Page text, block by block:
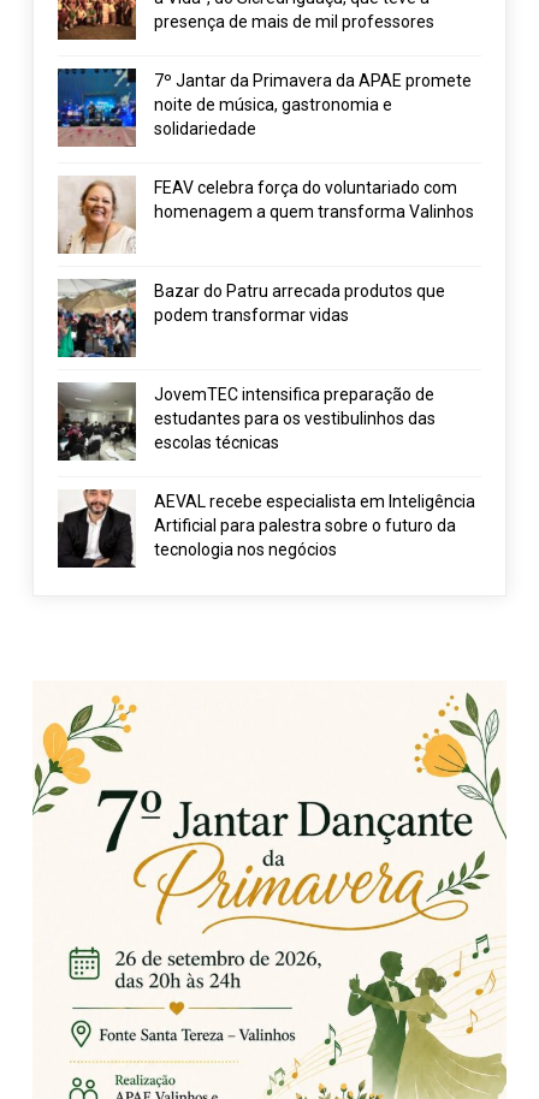
presença de mais de mil professores
7º Jantar da Primavera da APAE promete
noite de música, gastronomia e
solidariedade
FEAV celebra força do voluntariado com
homenagem a quem transforma Valinhos
Bazar do Patru arrecada produtos que
podem transformar vidas
JovemTEC intensifica preparação de
estudantes para os vestibulinhos das
escolas técnicas
AEVAL recebe especialista em Inteligência
Artificial para palestra sobre o futuro da
tecnologia nos negócios